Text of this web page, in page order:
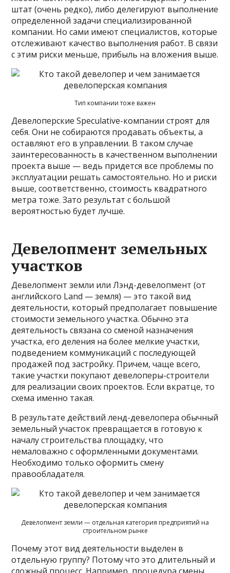
штат (очень редко), либо делегируют выполнение
определенной задачи специализированной
компании. Но сами имеют специалистов, которые
отслеживают качество выполнения работ. В связи
с этим риски меньше, прибыль на вложения выше.
Тип компании тоже важен
Девелоперские Speculative-компании строят для
себя. Они не собираются продавать объекты, а
оставляют его в управлении. В таком случае
заинтересованность в качественном выполнении
проекта выше — ведь придется все проблемы по
эксплуатации решать самостоятельно. Но и риски
выше, соответственно, стоимость квадратного
метра тоже. Зато результат с большой
вероятностью будет лучше.
Девелопмент земельных
участков
Девелопмент земли или Лэнд-девелопмент (от
английского Land — земля) — это такой вид
деятельности, который предполагает повышение
стоимости земельного участка. Обычно эта
деятельность связана со сменой назначения
участка, его деления на более мелкие участки,
подведением коммуникаций с последующей
продажей под застройку. Причем, чаще всего,
такие участки покупают девелоперы-строители
для реализации своих проектов. Если вкратце, то
схема именно такая.
В результате действий ленд-девелопера обычный
земельный участок превращается в готовую к
началу строительства площадку, что
немаловажно с оформленными документами.
Необходимо только оформить смену
правообладателя.
Девелопмент земли — отдельная категория предприятий на
строительном рынке
Почему этот вид деятельности выделен в
отдельную группу? Потому что это длительный и